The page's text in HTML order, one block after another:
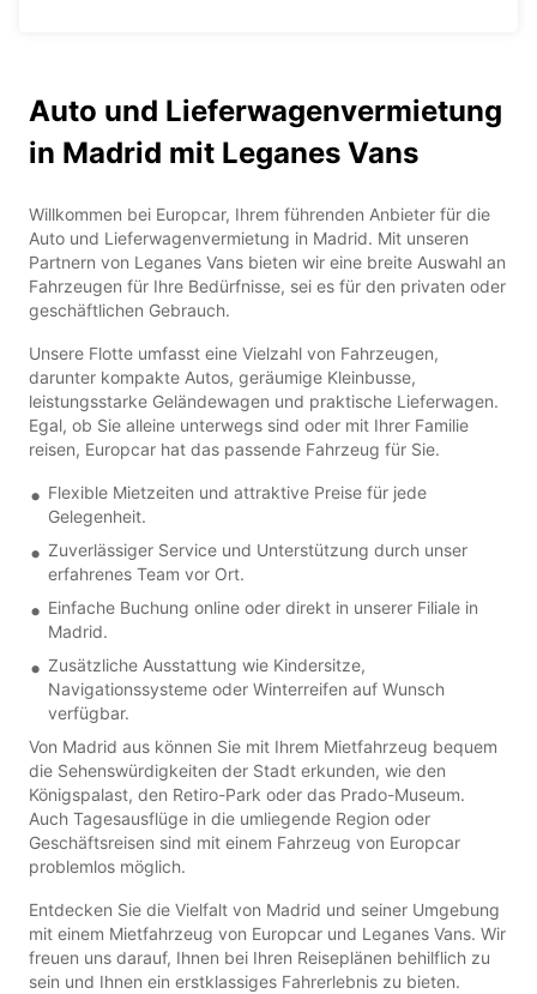
Auto und Lieferwagenvermietung
in Madrid mit Leganes Vans
Willkommen bei Europcar, Ihrem führenden Anbieter für die
Auto und Lieferwagenvermietung in Madrid. Mit unseren
Partnern von Leganes Vans bieten wir eine breite Auswahl an
Fahrzeugen für Ihre Bedürfnisse, sei es für den privaten oder
geschäftlichen Gebrauch.
Unsere Flotte umfasst eine Vielzahl von Fahrzeugen,
darunter kompakte Autos, geräumige Kleinbusse,
leistungsstarke Geländewagen und praktische Lieferwagen.
Egal, ob Sie alleine unterwegs sind oder mit Ihrer Familie
reisen, Europcar hat das passende Fahrzeug für Sie.
Flexible Mietzeiten und attraktive Preise für jede
Gelegenheit.
Zuverlässiger Service und Unterstützung durch unser
erfahrenes Team vor Ort.
Einfache Buchung online oder direkt in unserer Filiale in
Madrid.
Zusätzliche Ausstattung wie Kindersitze,
Navigationssysteme oder Winterreifen auf Wunsch
verfügbar.
Von Madrid aus können Sie mit Ihrem Mietfahrzeug bequem
die Sehenswürdigkeiten der Stadt erkunden, wie den
Königspalast, den Retiro-Park oder das Prado-Museum.
Auch Tagesausflüge in die umliegende Region oder
Geschäftsreisen sind mit einem Fahrzeug von Europcar
problemlos möglich.
Entdecken Sie die Vielfalt von Madrid und seiner Umgebung
mit einem Mietfahrzeug von Europcar und Leganes Vans. Wir
freuen uns darauf, Ihnen bei Ihren Reiseplänen behilflich zu
sein und Ihnen ein erstklassiges Fahrerlebnis zu bieten.